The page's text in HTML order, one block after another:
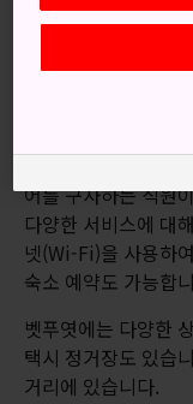
하카타, 오이타, 미
지방 대부분에 갈
벳푸역 관광 안내
어를 구사하는 직원
다양한 서비스에 대
넷(Wi-Fi)을 사용하
숙소 예약도 가능합
벳푸엿에는 다양한
택시 정거장도 있습
거리에 있습니다.